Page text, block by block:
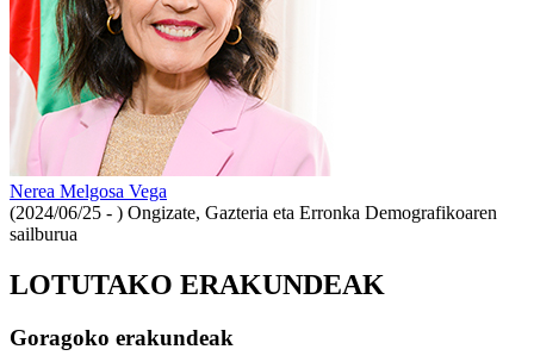
Nerea Melgosa Vega
(2024/06/25 - ) Ongizate, Gazteria eta Erronka Demografikoaren
sailburua
LOTUTAKO ERAKUNDEAK
Goragoko erakundeak